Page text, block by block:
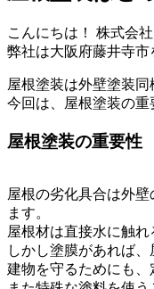
こんにちは！ 株式会
弊社は大阪府藤井寺市
屋根塗装は外壁塗装同
今回は、屋根塗装の重
屋根塗装の重要性
屋根の劣化具合は外
ます。
屋根材は直接水に触
しかし塗膜があれば
建物を守るためにも、